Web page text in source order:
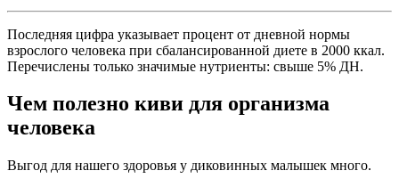
Последняя цифра указывает процент от дневной нормы
взрослого человека при сбалансированной диете в 2000 ккал.
Перечислены только значимые нутриенты: свыше 5% ДН.
Чем полезно киви для организма
человека
Выгод для нашего здоровья у диковинных малышек много.